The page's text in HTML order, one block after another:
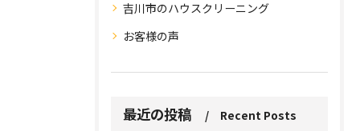
吉川市のハウスクリーニング
お客様の声
最近の投稿 Recent Posts
お問い合わせはこちら
お問い合わせはこちら